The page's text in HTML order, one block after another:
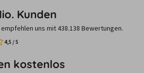
Kunden
uns mit 438.138 Bewertungen.
4,5 /5
kostenlos